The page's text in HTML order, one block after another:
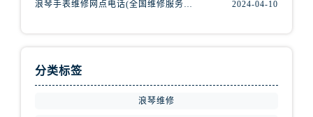
浪琴手表维修网点电话(全国维修服务中心查询) 2024-04-10
分类标签
浪琴维修